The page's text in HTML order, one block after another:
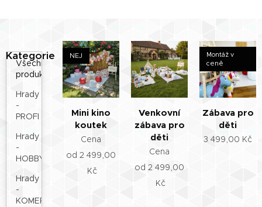
Kategorie
Všechny
produkty
Hrady
-
PROFI
Hrady
-
HOBBY
Hrady
-
KOMERČNÍ
Mini kino
koutek
NEJ
Cena
od 2 499,00
Kč
Venkovní
zábava pro
děti
Cena
od 2 499,00
Kč
Zábava pro
děti
Montáž v
ceně
3 499,00 Kč